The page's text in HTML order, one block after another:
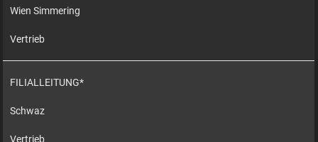
Wien Simmering
Vertrieb
FILIALLEITUNG*
Schwaz
Vertrieb